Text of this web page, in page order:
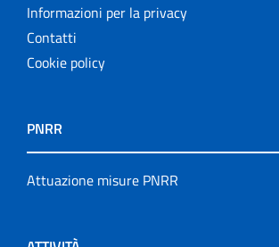
Informazioni per la privacy
Contatti
Cookie policy
PNRR
Attuazione misure PNRR